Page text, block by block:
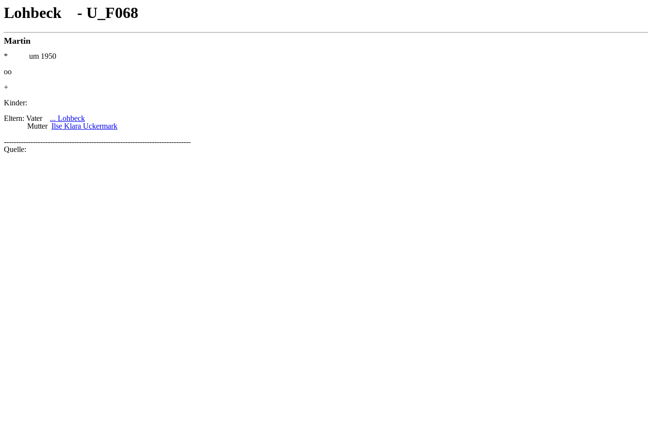
Lohbeck - U_F068
Martin
* um 1950
oo
+
Kinder:
Eltern: Vater ... Lohbeck
Mutter Ilse Klara Uckermark
-----------------------------------------------------------------------------
Quelle: